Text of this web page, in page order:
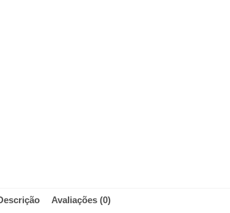
Avaliações (0)